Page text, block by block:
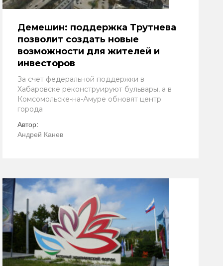
Демешин: поддержка Трутнева
позволит создать новые
возможности для жителей и
инвесторов
За счет федеральной поддержки в
Хабаровске реконструируют бульвары, а в
Комсомольске-на-Амуре обновят центр
города
Автор:
Андрей Канев